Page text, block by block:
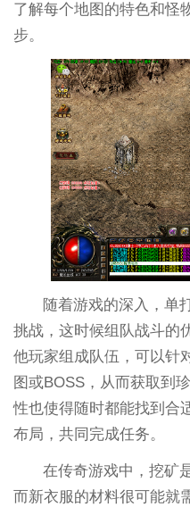
了解每个地图的特色和怪
步。
随着游戏的深入，单
挑战，这时候组队战斗的
他玩家组成队伍，可以针
图或BOSS，从而获取到
性也使得随时都能找到合
布局，共同完成任务。
在传奇游戏中，挖矿
而新衣服的材料很可能就